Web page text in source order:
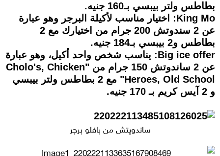
بطاطس ولتر بيبسي بـ160 جنيه.
King Mo: اختيار مناسب لأكيلة البرجر وهو عبارة
عن 2 سندوتش 200 جرام من اختيارك مع 2
بطاطس و2 بيبسي بـ184 جنيه.
Big ice offer: يناسب شخص واحد أكيل، وهو عبارة
عن 2 ساندوتش 150 جرام من "Cholo's, Chicken
Heroes, Old School" مع 2 بطاطس ولتر بيبسي
و 2 آيس كريم بـ 170 جنيه.
ساندويتش من بافلو برجر